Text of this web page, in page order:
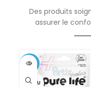
Des produits
assurer le
-17%
VENDU